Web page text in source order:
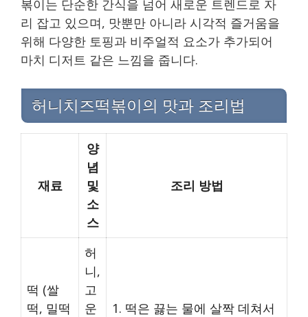
볶이는 단순한 간식을 넘어 새로운 트렌드로 자
리 잡고 있으며, 맛뿐만 아니라 시각적 즐거움을
위해 다양한 토핑과 비주얼적 요소가 추가되어
마치 디저트 같은 느낌을 줍니다.
허니치즈떡볶이의 맛과 조리법
재료
양
념
및
소
스
조리 방법
떡 (쌀
떡, 밀떡
허
니,
고
운
1. 떡은 끓는 물에 살짝 데쳐서